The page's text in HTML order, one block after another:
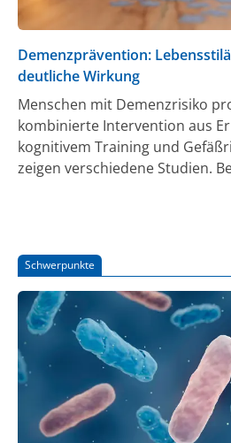
Demenzprävention:
deutliche Wirkung
Menschen mit Demenzrisiko
kombinierte Intervention aus
kognitivem Training und
zeigen verschiedene Studien.
Donanemab überzeugen,
Schwerpunkte